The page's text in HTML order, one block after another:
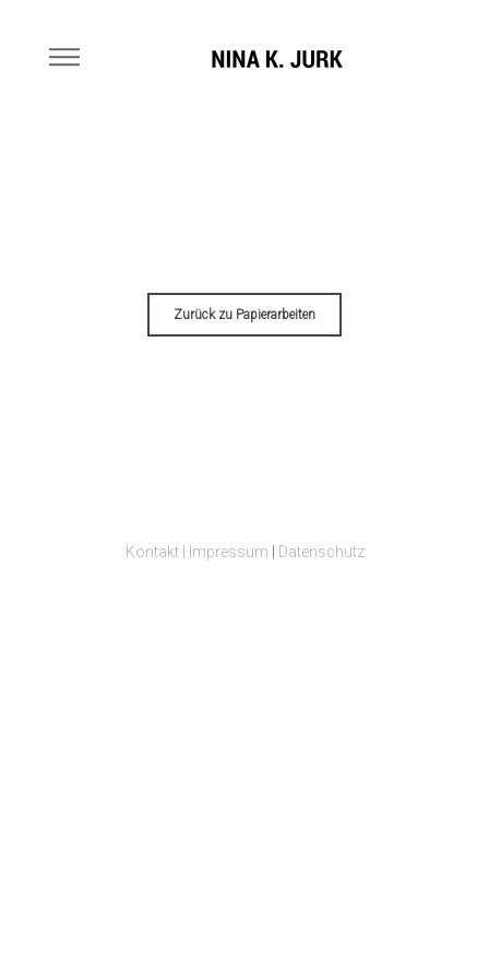
Zurück zu Papierarbeiten
Kontakt | Impressum Datenschutz